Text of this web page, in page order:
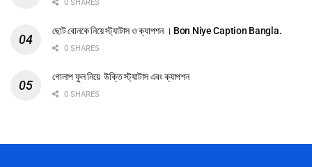
0 SHARES
ছোট বোনকে নিয়ে স্ট্যাটাস ও ক্যাপশন । Bon Niye Caption Bangla.
0 SHARES
গোলাপ ফুল নিয়ে উক্তি স্ট্যাটাস এবং ক্যাপশন
0 SHARES